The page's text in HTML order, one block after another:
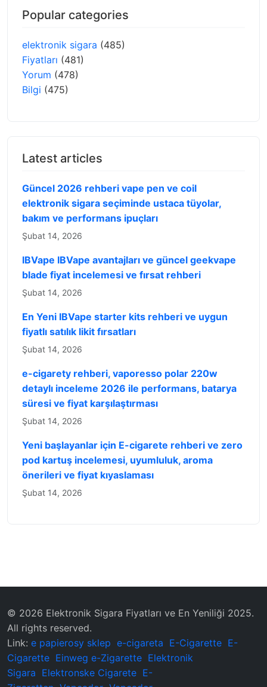
Popular categories
elektronik sigara (485)
Fiyatları (481)
Yorum (478)
Bilgi (475)
Latest articles
Güncel 2026 rehberi vape pen ve coil
elektronik sigara seçiminde ustaca tüyolar,
bakım ve performans ipuçları
Şubat 14, 2026
IBVape IBVape avantajları ve güncel geekvape
blade fiyat incelemesi ve fırsat rehberi
Şubat 14, 2026
En Yeni IBVape starter kits rehberi ve uygun
fiyatlı satılık likit fırsatları
Şubat 14, 2026
e-cigarety rehberi, vaporesso polar 220w
detaylı inceleme 2026 ile performans, batarya
süresi ve fiyat karşılaştırması
Şubat 14, 2026
Yeni başlayanlar için E-cigarete rehberi ve zero
pod kartuş incelemesi, uyumluluk, aroma
önerileri ve fiyat kıyaslaması
Şubat 14, 2026
© 2026 Elektronik Sigara Fiyatları ve En Yeniliği 2025.
All rights reserved.
Link: e papierosy sklep e-cigareta E-Cigarette E-
Cigarette Einweg e-Zigarette Elektronik
Sigara Elektronske Cigarete E-